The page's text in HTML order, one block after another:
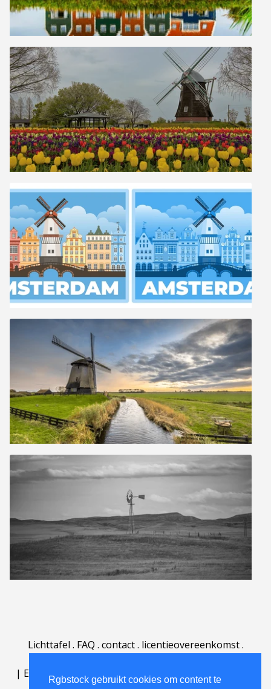
Rgbstock gebruikt cookies om content te
Lichttafel . FAQ . contact. licentieovereenkomst.
| English | Deutsch Español | Português